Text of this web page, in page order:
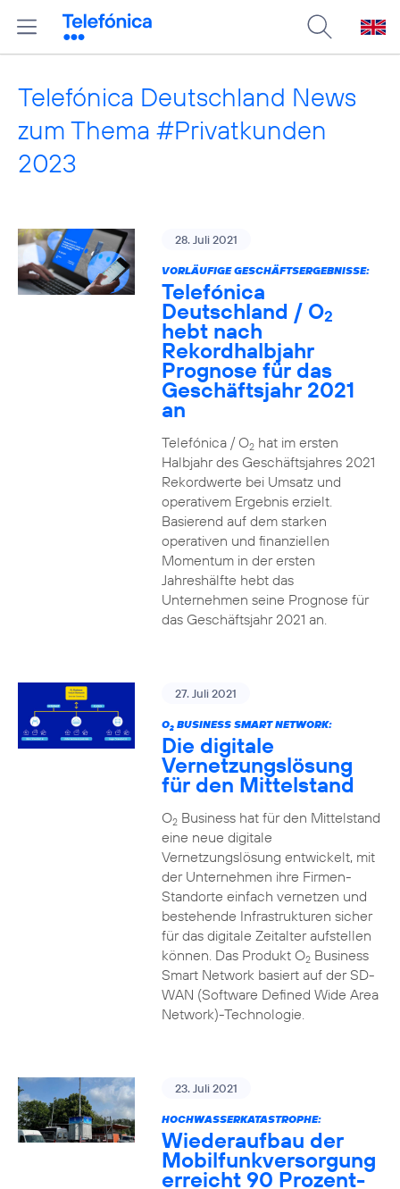
Telefónica Deutschland News
zum Thema #Privatkunden
2023
28. Juli 2021
VORLÄUFIGE GESCHÄFTSERGEBNISSE:
Telefónica
Deutschland / O2
hebt nach
Rekordhalbjahr
Prognose für das
Geschäftsjahr 2021
an
Telefónica / O2hat im ersten
Halbjahr des Geschäftsjahres 2021
Rekordwerte bei Umsatz und
operativem Ergebnis erzielt.
Basierend auf dem starken
operativen und finanziellen
Momentum in der ersten
Jahreshälfte hebt das
Unternehmen seine Prognose für
das Geschäftsjahr 2021 an.
27. Juli 2021
O2BUSINESS SMART NETWORK:
Die digitale
Vernetzungslösung
für den Mittelstand
O2Business hat für den Mittelstand
eine neue digitale
Vernetzungslösung entwickelt, mit
der Unternehmen ihre Firmen-
Standorte einfach vernetzen und
bestehende Infrastrukturen sicher
für das digitale Zeitalter aufstellen
können. Das Produkt O2Business
Smart Network basiert auf der SD-
WAN (Software Defined Wide Area
Network)-Technologie.
23. Juli 2021
HOCHWASSERKATASTROPHE:
Wiederaufbau der
Mobilfunkversorgung
erreicht 90 Prozent-